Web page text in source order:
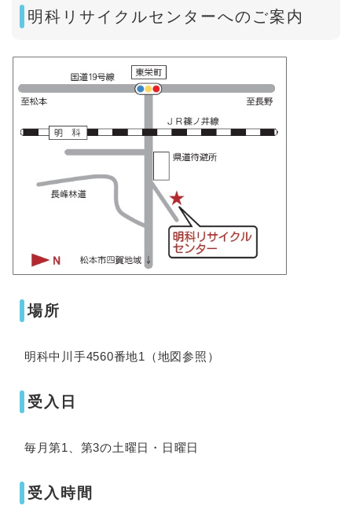
明科リサイクルセンターへのご案内
場所
明科中川手4560番地1（地図参照）
受入日
毎月第1、第3の土曜日・日曜日
受入時間